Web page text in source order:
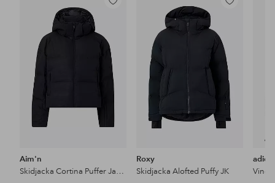
Lägg
favoriter
Aim'n
Skidjacka Cortina Puffer Jacket
Lägg
favoriter
Roxy
Skidjacka Alofted Puffy JK